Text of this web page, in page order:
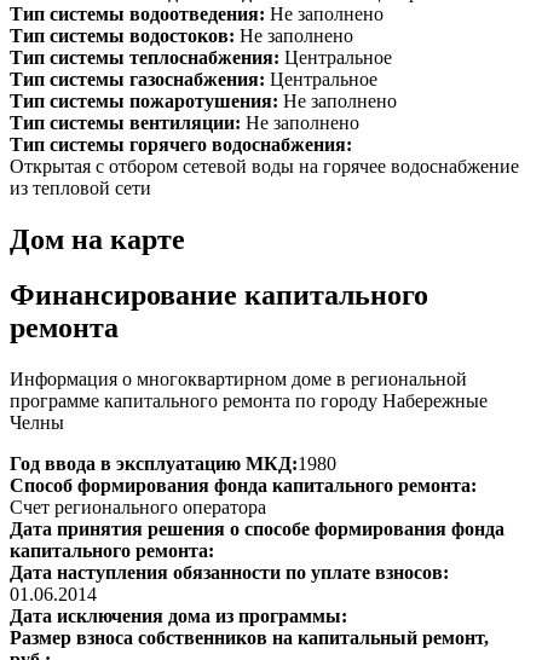
Тип системы водоотведения: Не заполнено
Тип системы водостоков: Не заполнено
Тип системы теплоснабжения: Центральное
Тип системы газоснабжения: Центральное
Тип системы пожаротушения: Не заполнено
Тип системы вентиляции: Не заполнено
Тип системы горячего водоснабжения:
Открытая с отбором сетевой воды на горячее водоснабжение
из тепловой сети
Дом на карте
Финансирование капитального
ремонта
Информация о многоквартирном доме в региональной
программе капитального ремонта по городу Набережные
Челны
Год ввода в эксплуатацию МКД:1980
Способ формирования фонда капитального ремонта:
Счет регионального оператора
Дата принятия решения о способе формирования фонда
капитального ремонта:
Дата наступления обязанности по уплате взносов:
01.06.2014
Дата исключения дома из программы:
Размер взноса собственников на капитальный ремонт,